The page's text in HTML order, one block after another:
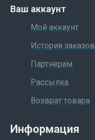
Ваш аккаунт
Мой аккаунт
История заказов
Партнерам
Рассылка
Возврат товара
Информация